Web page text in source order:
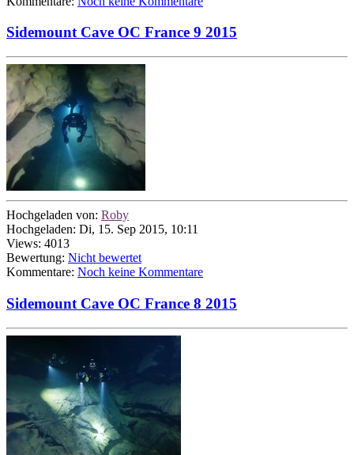
Sidemount Cave OC France 9 2015
Hochgeladen von: Roby
Hochgeladen: Di, 15. Sep 2015, 10:11
Views: 4013
Bewertung: Nicht bewertet
Kommentare: Noch keine Kommentare
Sidemount Cave OC France 8 2015